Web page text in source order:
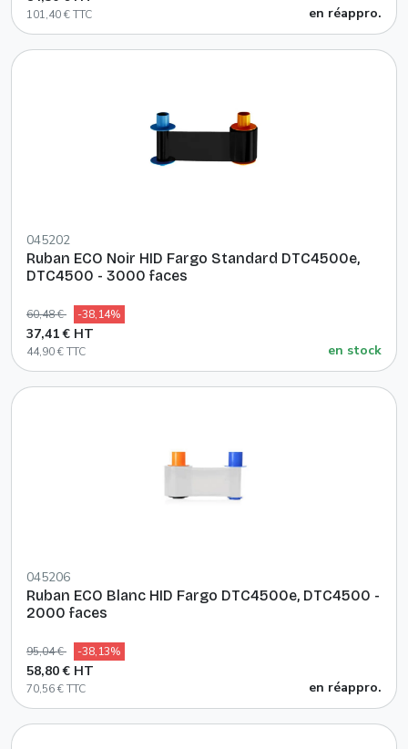
101,40 € TTC en réappro.
045202
Ruban ECO Noir HID Fargo Standard DTC4500e,
DTC4500 - 3000 faces
60,48 € -38,14%
37,41 € HT
44,90 € TTC en stock
045206
Ruban ECO Blanc HID Fargo DTC4500e, DTC4500 -
2000 faces
95,04 € -38,13%
58,80 € HT
70,56 € TTC en réappro.